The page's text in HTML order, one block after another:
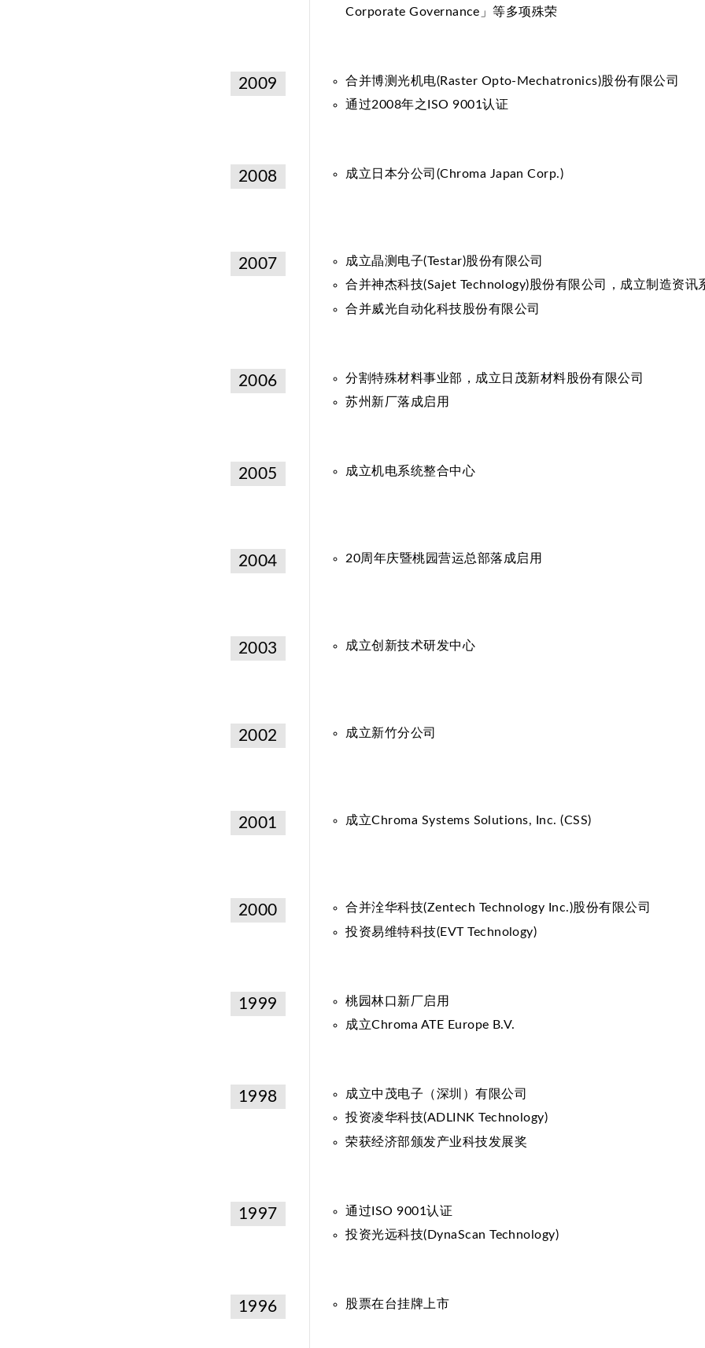
Corporate Governance」等多项殊荣
2009
合并博测光机电(Raster Opto-Mechatronics)股份有限公司
通过2008年之ISO 9001认证
2008 成立日本分公司(Chroma Japan Corp.)
2007
成立晶测电子(Testar)股份有限公司
合并神杰科技(Sajet Technology)股份有限公司，成立制造资讯
合并威光自动化科技股份有限公司
2006
分割特殊材料事业部，成立日茂新材料股份有限公司
苏州新厂落成启用
2005 成立机电系统整合中心
2004 20周年庆暨桃园营运总部落成启用
2003 成立创新技术研发中心
2002 成立新竹分公司
2001 成立Chroma Systems Solutions, Inc. (CSS)
2000
合并洤华科技(Zentech Technology Inc.)股份有限公司
投资易维特科技(EVT Technology)
1999
桃园林口新厂启用
成立Chroma ATE Europe B.V.
1998
成立中茂电子（深圳）有限公司
投资凌华科技(ADLINK Technology)
荣获经济部颁发产业科技发展奖
1997
通过ISO 9001认证
投资光远科技(DynaScan Technology)
1996 股票在台挂牌上市